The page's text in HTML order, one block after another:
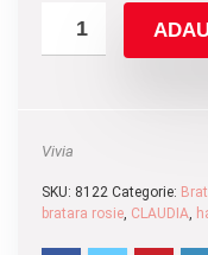
Vivia
SKU: 8122 Categorie:
bratara rosie, CLAUDIA,